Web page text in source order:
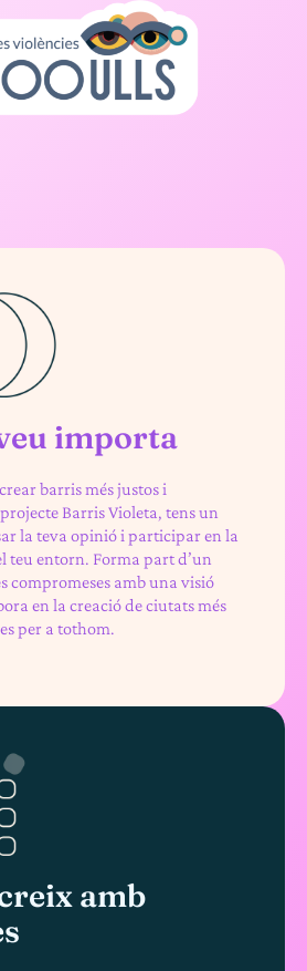
importa
barris més justos i
Barris Violeta, tens un
la teva opinió i participar en la
teu entorn. Forma part d’un
compromeses amb una visió
en la creació de ciutats més
per a tothom.
amb